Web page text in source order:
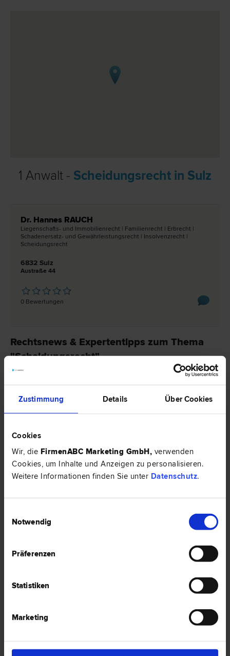
Zustimmung Details Über Cookies
Cookies
Wir, die FirmenABC Marketing GmbH, verwenden
Cookies, um Inhalte und Anzeigen zu personalisieren.
Weitere Informationen finden Sie unter Datenschutz.
Notwendig
Präferenzen
Statistiken
Marketing
1 Anwalt - Scheidungsrecht in Sulz
Dr. Hannes RAUCH
Liegenschafts- und Immobilien­recht | Familien­recht | Erb­recht |
Schadenersatz- und Gewährleistungs­recht | Insolvenz­recht |
Scheidungs­recht
6832 Sulz
Austraße 44
0 Bewertungen
Rechtsnews & Expertentipps zum Thema
"Scheidungsrecht"
dass in Bezug auf die Scheidung, zwei verschiedene Gerichte über das
gleiche Ehevermögen (das auch die Immobilien beinhaltet)